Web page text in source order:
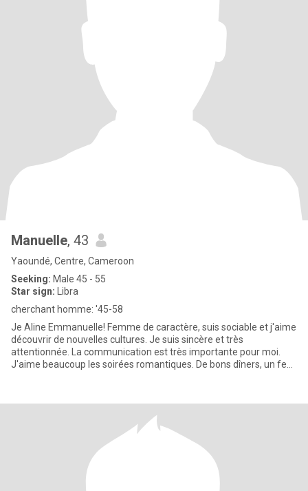
Manuelle, 43
Yaoundé, Centre, Cameroon
Seeking: Male 45 - 55
Star sign: Libra
cherchant homme: '45-58
Je Aline Emmanuelle! Femme de caractère, suis sociable et j'aime
découvrir de nouvelles cultures. Je suis sincère et très
attentionnée. La communication est très importante pour moi.
J'aime beaucoup les soirées romantiques. De bons dîners, un feu